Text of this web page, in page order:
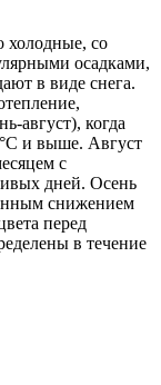
холодные, со
осадками,
в виде снега.
август), когда
и выше. Август
с
дней. Осень
снижением
перед
в течение